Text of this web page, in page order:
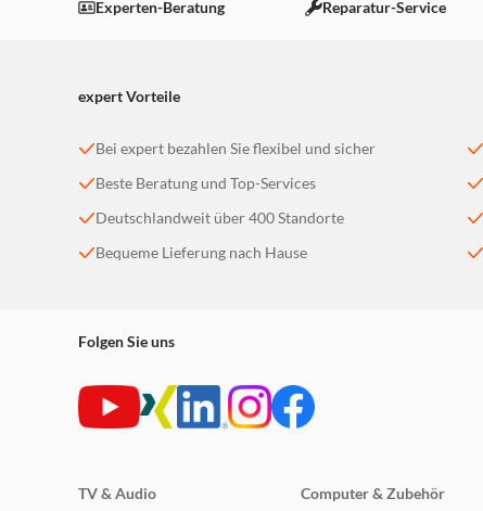
Einstellungen anpassen
Experten-Beratung Reparatur-Service
expert Vorteile
Bei expert bezahlen Sie flexibel und sicher
Beste Beratung und Top-Services
Deutschlandweit über 400 Standorte
Bequeme Lieferung nach Hause
Folgen Sie uns
TV & Audio
Computer & Zubehör